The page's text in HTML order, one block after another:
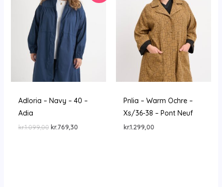
Adloria – Navy – 40 –
Adia
kr.1.099,00 Den
kr.769,30Den
Pnlia – Warm Ochre –
Xs/36-38 – Pont Neuf
kr.1.299,00